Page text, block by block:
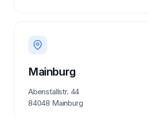
Mainburg
Abenstallstr. 44
84048 Mainburg